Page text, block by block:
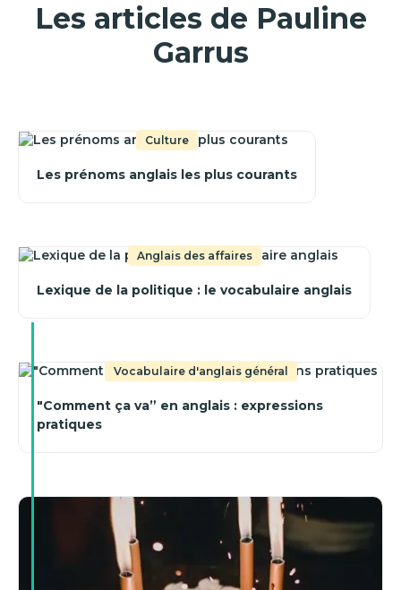
Les articles de Pauline
Garrus
Culture
Les prénoms anglais les plus courants
Anglais des affaires
Lexique de la politique : le vocabulaire anglais
Vocabulaire d'anglais général
"Comment ça va” en anglais : expressions
pratiques